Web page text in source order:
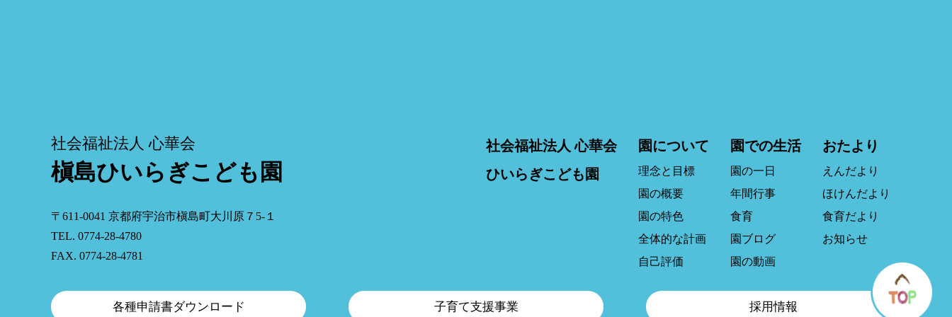
社会福祉法人 心華会
槇島ひいらぎこども園
〒611-0041 京都府宇治市槇島町大川原７5-１
TEL. 0774-28-4780
FAX. 0774-28-4781
社会福祉法人 心華会
ひいらぎこども園
園について
理念と目標
園の概要
園の特色
全体的な計画
自己評価
園での生活
園の一日
年間行事
食育
園ブログ
園の動画
おたより
えんだより
ほけんだより
食育だより
お知らせ
各種申請書ダウンロード 子育て支援事業 採用情報